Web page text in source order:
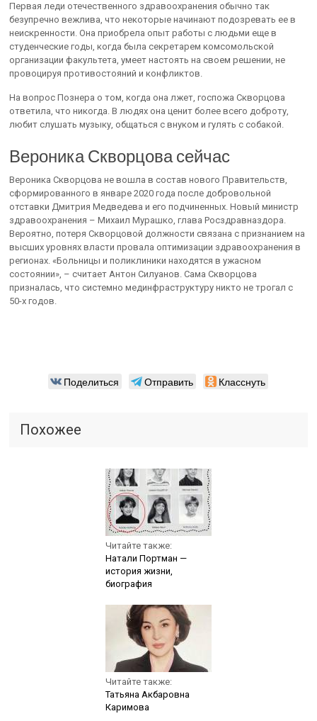
Первая леди отечественного здравоохранения обычно так
безупречно вежлива, что некоторые начинают подозревать ее в
неискренности. Она приобрела опыт работы с людьми еще в
студенческие годы, когда была секретарем комсомольской
организации факультета, умеет настоять на своем решении, не
провоцируя противостояний и конфликтов.
На вопрос Познера о том, когда она лжет, госпожа Скворцова
ответила, что никогда. В людях она ценит более всего доброту,
любит слушать музыку, общаться с внуком и гулять с собакой.
Вероника Скворцова сейчас
Вероника Скворцова не вошла в состав нового Правительств,
сформированного в январе 2020 года после добровольной
отставки Дмитрия Медведева и его подчиненных. Новый министр
здравоохранения – Михаил Мурашко, глава Росздравназдора.
Вероятно, потеря Скворцовой должности связана с признанием на
высших уровнях власти провала оптимизации здравоохранения в
регионах. «Больницы и поликлиники находятся в ужасном
состоянии», – считает Антон Силуанов. Сама Скворцова
призналась, что системно мединфраструктуру никто не трогал с
50-х годов.
Поделиться Отправить Класснуть
Похожее
Читайте также:
Натали Портман —
история жизни,
биография
Читайте также:
Татьяна Акбаровна
Каримова